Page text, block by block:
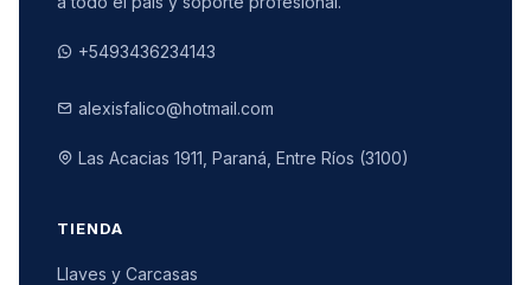
+5493436234143
alexisfalico@hotmail.com
Las Acacias 1911, Paraná, Entre Ríos (3100)
TIENDA
Llaves y Carcasas